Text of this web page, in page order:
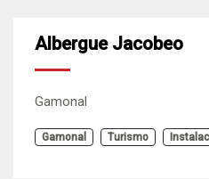
Albergue Jacobeo
Gamonal
Gamonal Turismo